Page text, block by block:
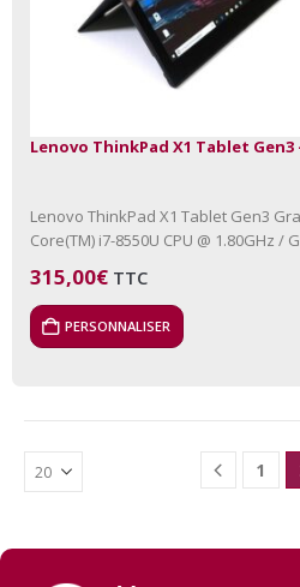
Lenovo ThinkPad X1 Tablet Gen3
Lenovo ThinkPad X1 Tablet Gen3
Core(TM) i7-8550U CPU @ 1.80GHz /
315,00€ TTC
PERSONNALISER
1